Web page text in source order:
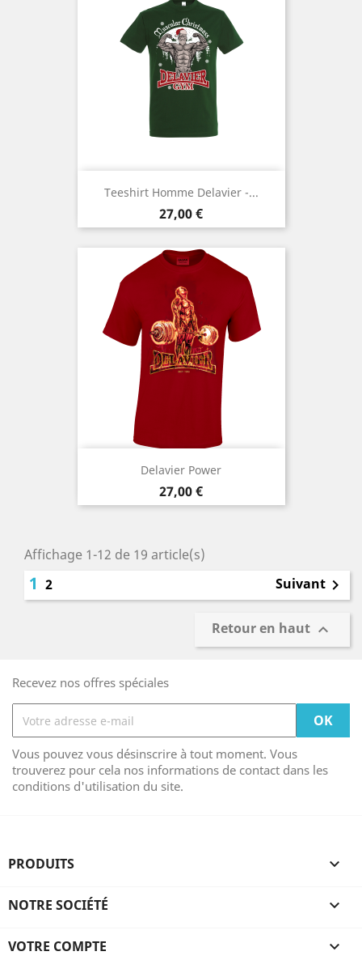
Teeshirt Homme Delavier -...
Prix
27,00 €
Delavier Power
Prix
27,00 €
Affichage 1-12 de 19 article(s)
1 2 Suivant 
Retour en haut 
Recevez nos offres spéciales
Vous pouvez vous désinscrire à tout moment. Vous
trouverez pour cela nos informations de contact dans les
conditions d'utilisation du site.
PRODUITS 
NOTRE SOCIÉTÉ 
VOTRE COMPTE 